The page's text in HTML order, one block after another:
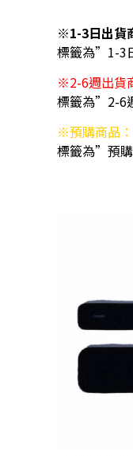
※1-3日出貨
標籤為”1-3
※2-6週出貨
標籤為”2-6
※預購商品：
標籤為”預